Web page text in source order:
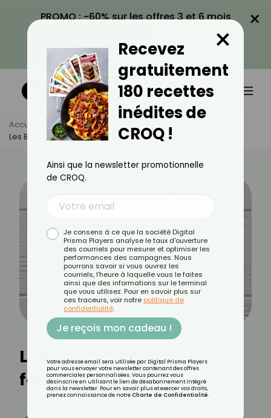
PROMO : -60% sur les offres 3 et 6 mois
VOIR LA PROMO
×
Accueil Actus
Alimentation
Les Bienfaits De L'huile De Foie De Morue
Les bienfaits de l'huile de
foie de morue
Recevez
gratuitement
180 recettes
inédites de
CROQ !
×
Ainsi que la newsletter promotionnelle
de CROQ.
Je consens à ce que la société Digital
Prisma Players analyse le taux d'ouverture
des courriels pour mesurer et optimiser les
performances des campagnes. Nous
pourrons savoir si vous ouvrez les
courriels, l'heure à laquelle vous le faites
ainsi que des informations sur le terminal
que vous utilisez. Pour en savoir plus sur
ces traceurs, voir notre politique de
confidentialité.
Je reçois mon cadeau !
Votre adresse email sera utilisée par Digital Prisma Players
pour vous envoyer votre newsletter contenant des offres
commerciales personnalisées. Vous pourrez vous
désinscrire en utilisant le lien de désabonnement intégré
dans la newsletter. Pour en savoir plus et exercer vos droits,
prenez connaissance de notre Charte de Confidentialité.